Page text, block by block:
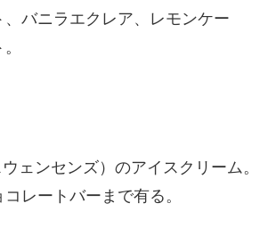
、バニラエクレア、レモンケー
ェンセンズ）のアイスクリーム。
レートバーまで有る。